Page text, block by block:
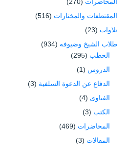
المقتطفات والمختارات (516)
تلاوات (23)
طلاب الشيخ وضيوفه (934)
الخطب (295)
الدروس (1)
الدفاع عن الدعوة السلفية (3)
الفتاوى (4)
الكتب (3)
المحاضرات (469)
المقالات (3)